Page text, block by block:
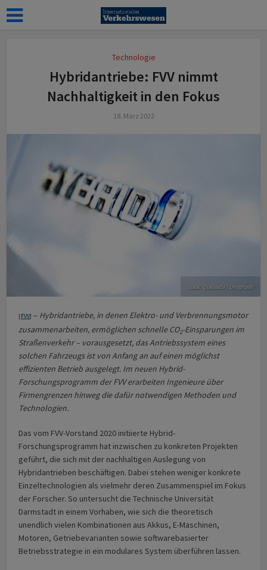
Technologie
Hybridantriebe: FVV nimmt
Nachhaltigkeit in den Fokus
18. März 2022
Isaac Quesada | Unsplash
[FVV] – Hybridantriebe, in denen Elektro- und Verbrennungsmotor
zusammenarbeiten, ermöglichen schnelle CO2-Einsparungen im
Straßenverkehr – vorausgesetzt, das Antriebssystem eines
solchen Fahrzeugs ist von Anfang an auf einen möglichst
effizienten Betrieb ausgelegt. Im neuen Hybrid-
Forschungsprogramm der FVV erarbeiten Ingenieure über
Firmengrenzen hinweg die dafür notwendigen Methoden und
Technologien.
Das vom FVV-Vorstand 2020 initiierte Hybrid-
Forschungsprogramm hat inzwischen zu konkreten Projekten
geführt, die sich mit der nachhaltigen Auslegung von
Hybridantrieben beschäftigen. Dabei stehen weniger konkrete
Einzeltechnologien als vielmehr deren Zusammenspiel im Fokus
der Forscher. So untersucht die Technische Universität
Darmstadt in einem Vorhaben, wie sich die theoretisch
unendlich vielen Kombinationen aus Akkus, E-Maschinen,
Motoren, Getriebevarianten sowie softwarebasierter
Betriebsstrategie in ein modulares System überführen lassen.